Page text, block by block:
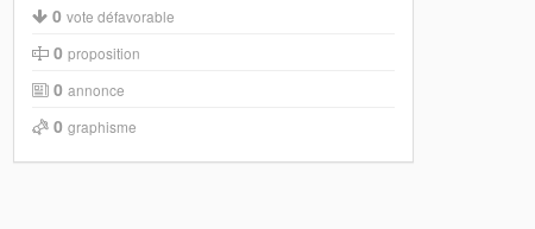
0 vote défavorable
0 proposition
0 annonce
0 graphisme